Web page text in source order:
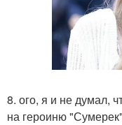
8. ого, я и не думал,
на героиню